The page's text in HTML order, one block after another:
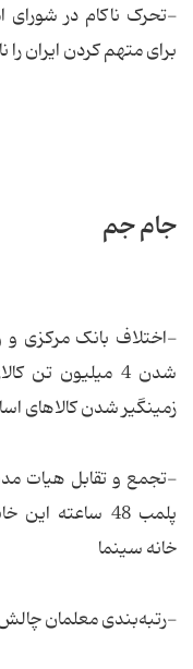
-تحرک ناکام در شورای
برای متهم كردن ایران را
جام جم
-اختلاف بانک مرکزی
زمینگیر شدن کالاهای
-تجمع و تقابل هیات
پلمب 48 ساعته
خانه سینما
-رتبه‌بندی معلمان